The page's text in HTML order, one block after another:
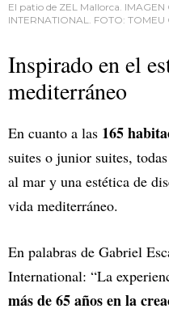
El patio de ZEL Mallorca. IMAGEN
INTERNATIONAL. FOTO:
Inspirado en el
mediterráneo
En cuanto a las 165
suites o junior suites,
al mar y una estética de
vida mediterráneo.
En palabras de Gabriel
International: “La
más de 65 años en la